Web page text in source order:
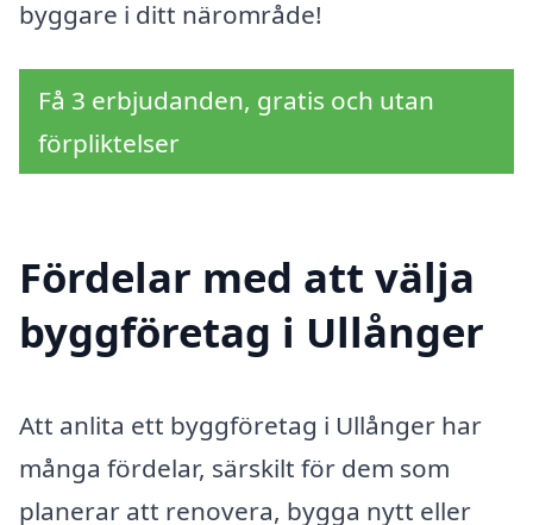
byggare i ditt närområde!
Få 3 erbjudanden, gratis och utan
förpliktelser
Fördelar med att välja
byggföretag i Ullånger
Att anlita ett byggföretag i Ullånger har
många fördelar, särskilt för dem som
planerar att renovera, bygga nytt eller